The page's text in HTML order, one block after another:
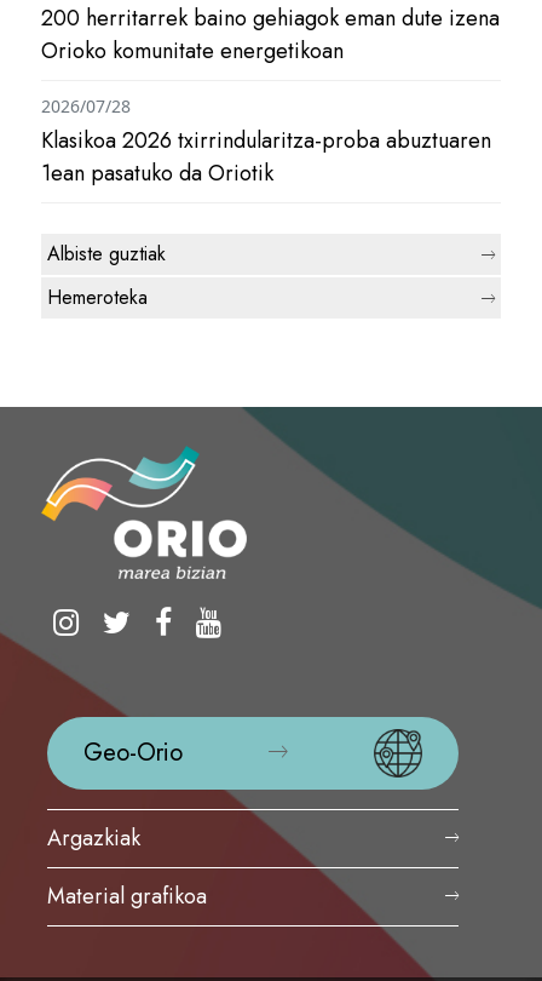
200 herritarrek baino gehiagok eman dute izena
Orioko komunitate energetikoan
Klasikoa 2026 txirrindularitza-proba abuztuaren
1ean pasatuko da Oriotik
2026/07/28
Albiste guztiak
Hemeroteka
Geo-Orio
Argazkiak
Material grafikoa